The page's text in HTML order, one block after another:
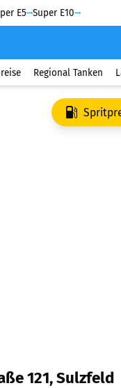
E5 Super E10
Regional Tanken
121, Sulzfeld